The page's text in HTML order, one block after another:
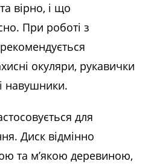
вірно, і що
При роботі з
окуляри, рукавички
навушники.
для
Диск відмінно
та м’якою деревиною,